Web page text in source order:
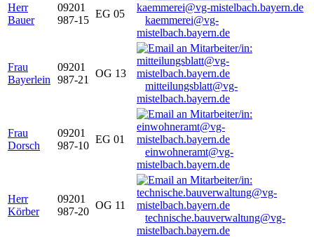
Herr
Bauer
09201
987-15
EG 05
kaemmerei@vg-
mistelbach.bayern.de
Frau
Bayerlein
09201
987-21
OG 13
mitteilungsblatt@vg-
mistelbach.bayern.de
Frau
Dorsch
09201
987-10
EG 01
einwohneramt@vg-
mistelbach.bayern.de
Herr
Körber
09201
987-20
OG 11
technische.bauverwaltung@vg-
mistelbach.bayern.de